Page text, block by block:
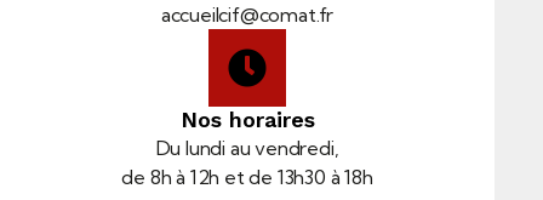
accueilcif@comat.fr
Nos horaires
Du lundi au vendredi,
de 8h à 12h et de 13h30 à 18h